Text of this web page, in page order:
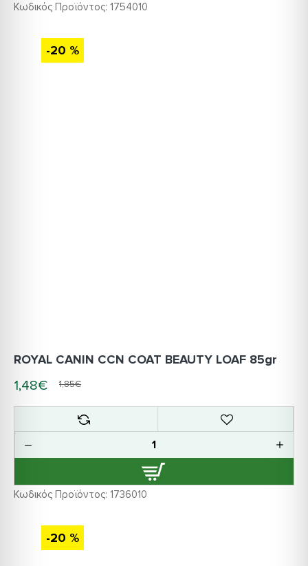
Κωδικός Προϊόντος: 1754010
-20 %
Κωδικός Προϊόντος: 1736010
ROYAL CANIN CCN COAT BEAUTY LOAF 85gr
1,48€ 1,85€
-20 %